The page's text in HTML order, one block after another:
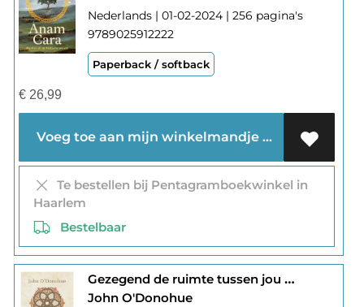
Nederlands | 01-02-2024 | 256 pagina's
9789025912222
Paperback / softback
€26,99
Voeg toe aan mijn winkelmandje
Te bestellen bij Pentagramboekwinkel in
Haarlem
Bestelbaar
Gezegend de ruimte tussen jou en mij
John O'Donohue